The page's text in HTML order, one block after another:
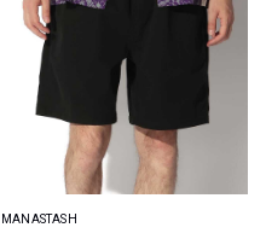
MANASTASH